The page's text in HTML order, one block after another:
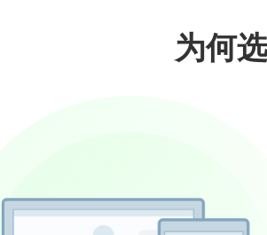
为何